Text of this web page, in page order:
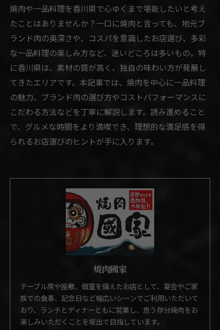
焼肉や一品料理を香川県で心ゆくまで堪能したいと考え
たことはありませんか？一口に焼肉と言っても、地元ブ
ランド肉の奥深さや、コスパを意識したお店選び、多彩
な一品料理の楽しみ方など、迷いどころは多いもの。特
に香川県は、素材の質が高く、独自の味わい方が発展し
てきたエリアです。本記事では、焼肉を中心に一品料理
の魅力、ブランド肉の選び方やコストパフォーマンスに
こだわる方法などを丁寧に解説します。読み進めること
で、グルメな時間をより満喫でき、理想的な満足感を得
られるお店選びのヒントが手に入ります。
焼肉國家
テーブル席や座敷、個室を備えたお店として、宴会やご家
族での食事、記念日など幅広いシーンでご利用いただいて
おり、ランチとディナーともに営業し、思う存分焼肉をお
楽しみいただくことを坂出で目指しています。